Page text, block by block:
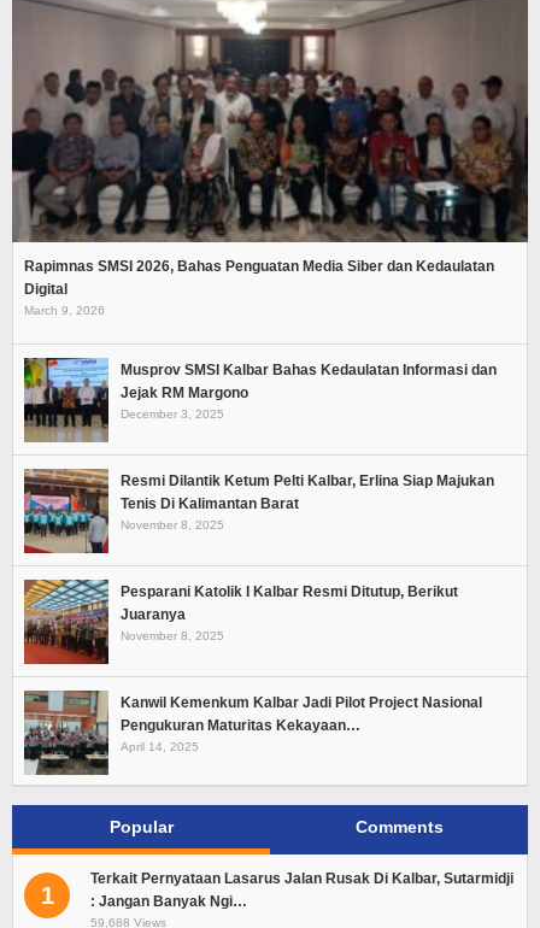
Rapimnas SMSI 2026, Bahas Penguatan Media Siber dan Kedaulatan
Digital
March 9, 2026
Musprov SMSI Kalbar Bahas Kedaulatan Informasi dan
Jejak RM Margono
December 3, 2025
Resmi Dilantik Ketum Pelti Kalbar, Erlina Siap Majukan
Tenis Di Kalimantan Barat
November 8, 2025
Pesparani Katolik I Kalbar Resmi Ditutup, Berikut
Juaranya
November 8, 2025
Kanwil Kemenkum Kalbar Jadi Pilot Project Nasional
Pengukuran Maturitas Kekayaan…
April 14, 2025
Popular Comments
1
Terkait Pernyataan Lasarus Jalan Rusak Di Kalbar, Sutarmidji
: Jangan Banyak Ngi…
59,688 Views